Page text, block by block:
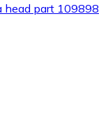
head part 109898